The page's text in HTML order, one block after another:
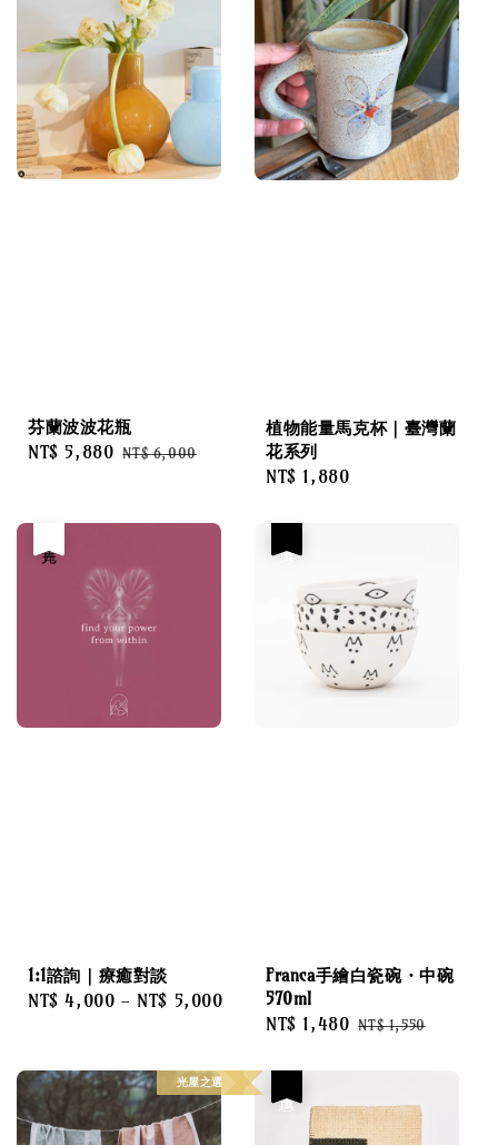
芬蘭波波花瓶
Sale
NT$ 5,880 Regular
NT$ 6,000
植物能量馬克杯｜臺灣蘭
花系列
Regular
NT$ 1,880
1:1諮詢｜療癒對談
Regular
NT$ 4,000 - NT$ 5,000
Franca手繪白瓷碗・中碗
570ml
Sale
NT$ 1,480 Regular
NT$ 1,550
光屋之選